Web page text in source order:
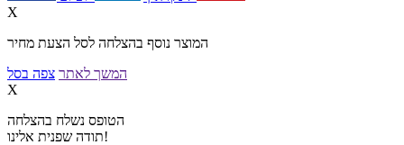
X
המוצר נוסף בהצלחה לסל הצעת מחיר
המשך לאתר צפה בסל
X
הטופס נשלח בהצלחה
תודה שפנית אלינו!